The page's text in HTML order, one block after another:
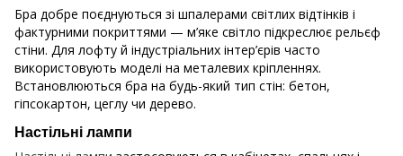
Бра добре поєднуються зі шпалерами світлих відтінків і
фактурними покриттями — м’яке світло підкреслює рельєф
стіни. Для лофту й індустріальних інтер’єрів часто
використовують моделі на металевих кріпленнях.
Встановлюються бра на будь-який тип стін: бетон,
гіпсокартон, цеглу чи дерево.
Настільні лампи